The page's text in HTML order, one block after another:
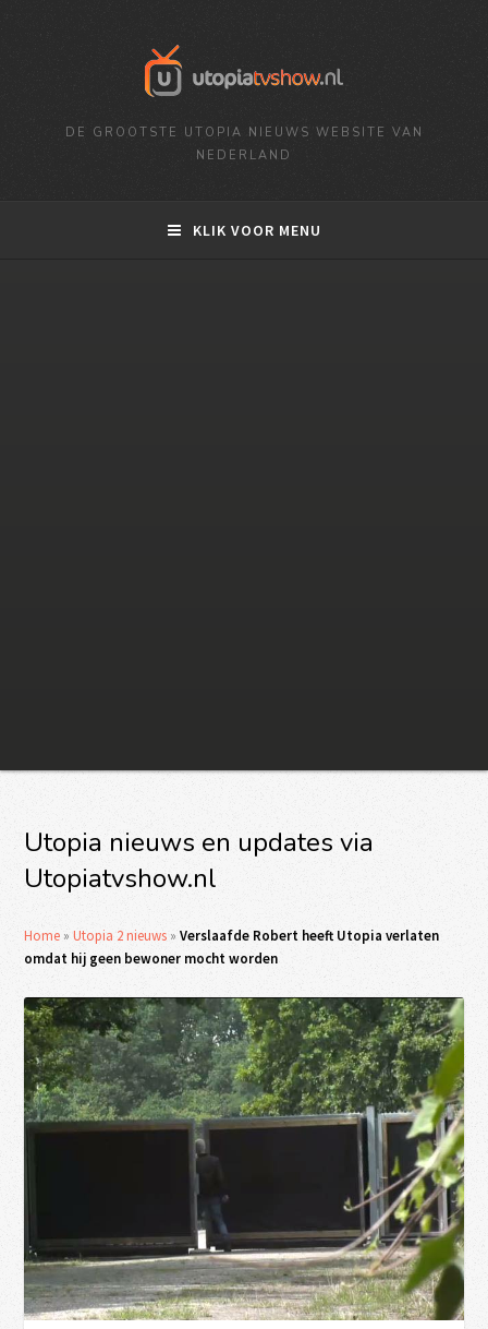
DE GROOTSTE UTOPIA NIEUWS WEBSITE VAN
NEDERLAND
KLIK VOOR MENU
Utopia nieuws en updates via
Utopiatvshow.nl
Home »Utopia 2 nieuws »Verslaafde Robert heeft Utopia verlaten
omdat hij geen bewoner mocht worden